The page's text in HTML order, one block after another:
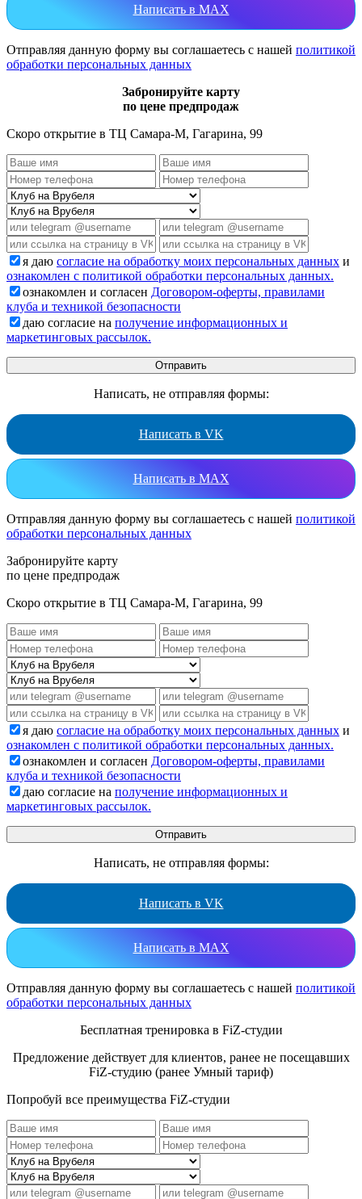
Написать в MAX
Отправляя данную форму вы соглашаетесь с нашей политикой
обработки персональных данных
Забронируйте карту
по цене предпродаж
Скоро открытие в ТЦ Самара-М, Гагарина, 99
я даю согласие на обработку моих персональных данных и
ознакомлен с политикой обработки персональных данных.
ознакомлен и согласен Договором-оферты, правилами
клуба и техникой безопасности
даю согласие на получение информационных и
маркетинговых рассылок.
Написать, не отправляя формы:
Написать в VK
Написать в MAX
Отправляя данную форму вы соглашаетесь с нашей политикой
обработки персональных данных
Забронируйте карту
по цене предпродаж
Скоро открытие в ТЦ Самара-М, Гагарина, 99
я даю согласие на обработку моих персональных данных и
ознакомлен с политикой обработки персональных данных.
ознакомлен и согласен Договором-оферты, правилами
клуба и техникой безопасности
даю согласие на получение информационных и
маркетинговых рассылок.
Написать, не отправляя формы:
Написать в VK
Написать в MAX
Отправляя данную форму вы соглашаетесь с нашей политикой
обработки персональных данных
Бесплатная тренировка в FiZ-студии
Предложение действует для клиентов, ранее не посещавших
FiZ-студию (ранее Умный тариф)
Попробуй все преимущества FiZ-студии